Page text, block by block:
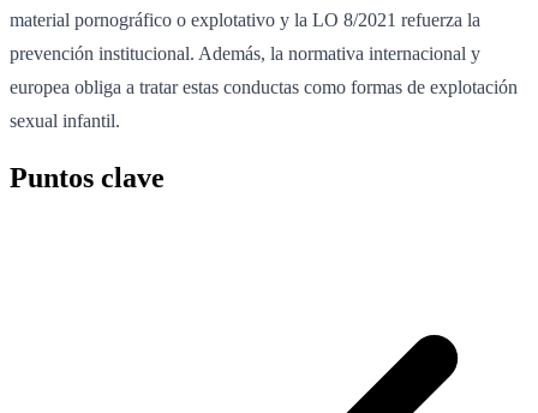
material pornográfico o explotativo y la LO 8/2021 refuerza la
prevención institucional. Además, la normativa internacional y
europea obliga a tratar estas conductas como formas de explotación
sexual infantil.
Puntos clave